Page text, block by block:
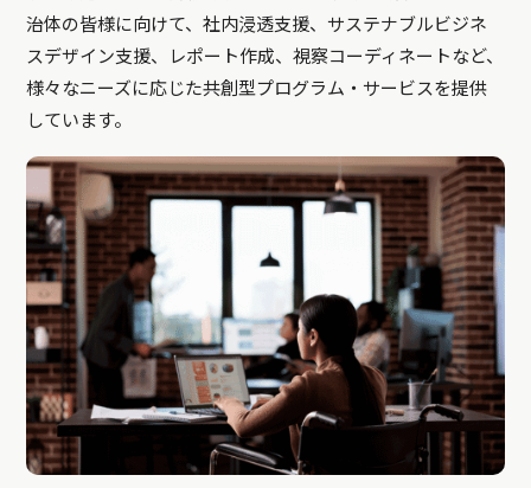
治体の皆様に向けて、社内浸透支援、サステナブルビジネ
スデザイン支援、レポート作成、視察コーディネートなど、
様々なニーズに応じた共創型プログラム・サービスを提供
しています。